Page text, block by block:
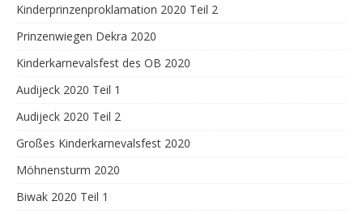
Kinderprinzenproklamation 2020 Teil 2
Prinzenwiegen Dekra 2020
Kinderkarnevalsfest des OB 2020
Audijeck 2020 Teil 1
Audijeck 2020 Teil 2
Großes Kinderkarnevalsfest 2020
Möhnensturm 2020
Biwak 2020 Teil 1